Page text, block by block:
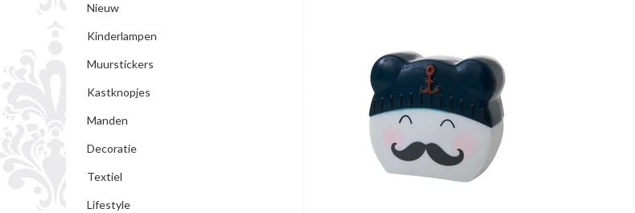
Nieuw
Kinderlampen
Muurstickers
Kastknopjes
Manden
Decoratie
Textiel
Lifestyle